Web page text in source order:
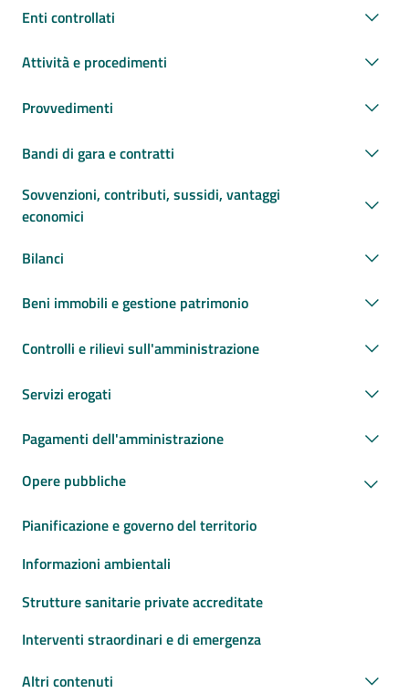
Enti controllati
Attività e procedimenti
Provvedimenti
Bandi di gara e contratti
Sovvenzioni, contributi, sussidi, vantaggi
economici
Bilanci
Beni immobili e gestione patrimonio
Controlli e rilievi sull'amministrazione
Servizi erogati
Pagamenti dell'amministrazione
Opere pubbliche
Pianificazione e governo del territorio
Informazioni ambientali
Strutture sanitarie private accreditate
Interventi straordinari e di emergenza
Altri contenuti